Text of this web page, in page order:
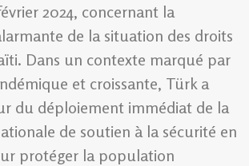
2024, concernant la
de la situation des droits
Dans un contexte marqué par
et croissante, Türk a
du déploiement immédiat de la
de soutien à la sécurité en
protéger la population